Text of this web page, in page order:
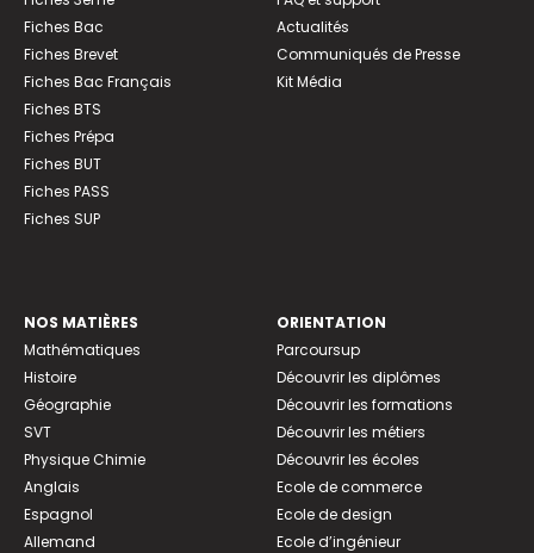
Fiches Bac
Fiches Brevet
Fiches Bac Français
Fiches BTS
Fiches Prépa
Fiches BUT
Fiches PASS
Fiches SUP
Actualités
Communiqués de Presse
Kit Média
NOS MATIÈRES
Mathématiques
Histoire
Géographie
SVT
Physique Chimie
Anglais
Espagnol
Allemand
ORIENTATION
Parcoursup
Découvrir les diplômes
Découvrir les formations
Découvrir les métiers
Découvrir les écoles
Ecole de commerce
Ecole de design
Ecole d’ingénieur